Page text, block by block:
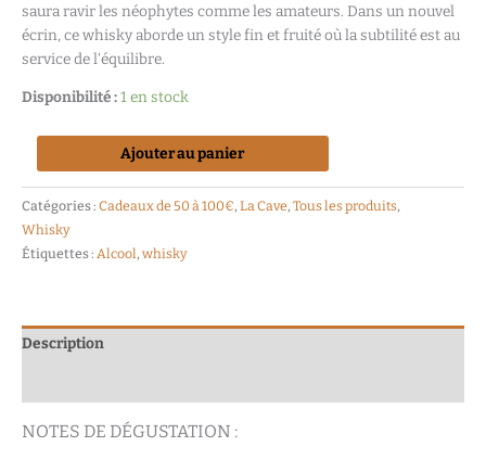
saura ravir les néophytes comme les amateurs. Dans un nouvel
écrin, ce whisky aborde un style fin et fruité où la subtilité est au
service de l’équilibre.
Disponibilité :1 en stock
Ajouter au panier
Catégories : Cadeaux de 50 à 100€, La Cave, Tous les produits,
Whisky
Étiquettes : Alcool, whisky
Description
NOTES DE DÉGUSTATION :